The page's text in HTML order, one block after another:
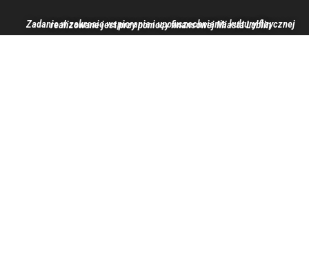
Zadanie w zakresie wspierania i upowszechniania kultury fizycznej realizowane jest przy pomocy finansowej Miasta Lublin